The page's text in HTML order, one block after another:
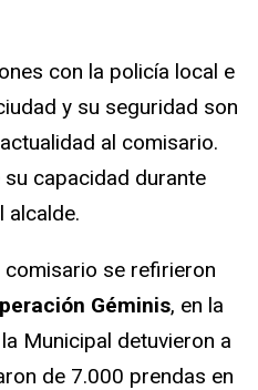
con la policía local e
y su seguridad son
al comisario.
capacidad durante
alcalde.
se refirieron
Géminis, en la
Municipal detuvieron a
de 7.000 prendas en